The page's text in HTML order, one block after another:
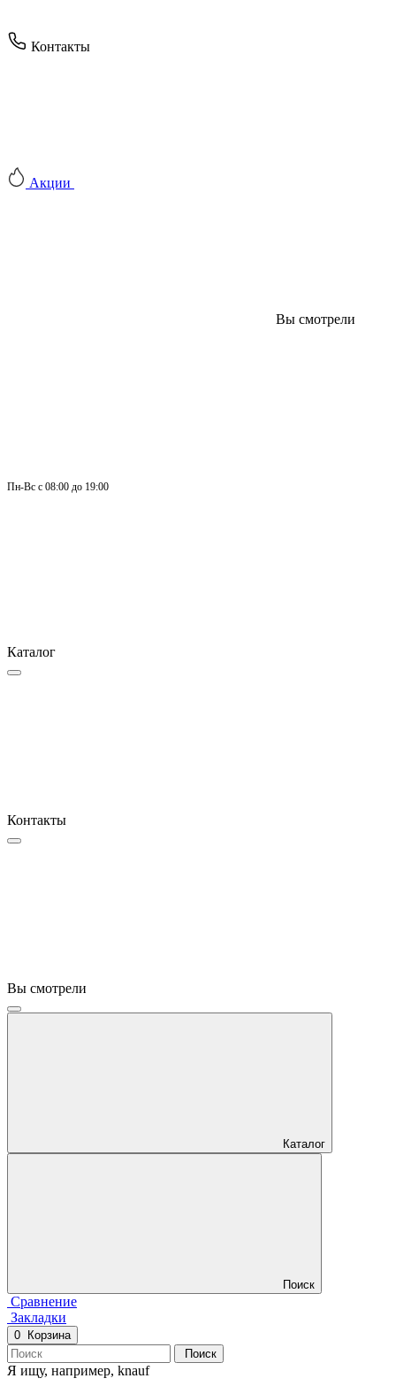
Контакты
Акции
Вы смотрели
Пн-Вс с 08:00 до 19:00
Каталог
Контакты
Вы смотрели
Каталог
Поиск
Сравнение
Закладки
0
Корзина
Поиск
Я ищу, например, knauf